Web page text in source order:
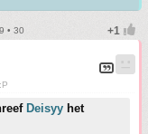
• 30
Deisyy het